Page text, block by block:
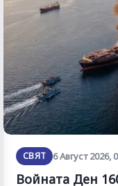
СВЯТ 6 Август 2026,
Войната Ден